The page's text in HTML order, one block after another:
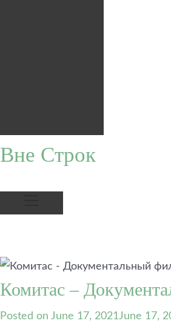
Вне Строк
Комитас –
Posted on June 17, 2021June 17,